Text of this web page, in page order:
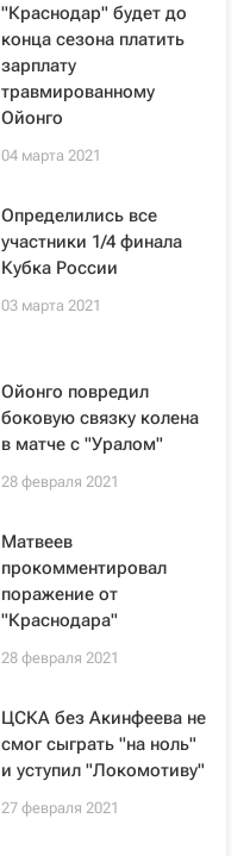
"Краснодар" будет до
конца сезона платить
зарплату
травмированному
Ойонго
04 марта 2021
Определились все
участники 1/4 финала
Кубка России
03 марта 2021
Ойонго повредил
боковую связку колена
в матче с "Уралом"
28 февраля 2021
Матвеев
прокомментировал
поражение от
"Краснодара"
28 февраля 2021
ЦСКА без Акинфеева не
смог сыграть "на ноль"
и уступил "Локомотиву"
27 февраля 2021